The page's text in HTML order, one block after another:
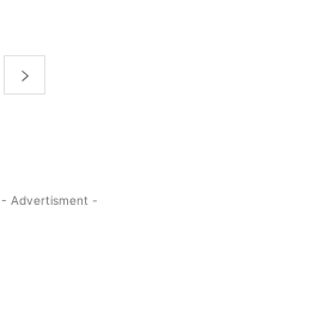
- Advertisment -